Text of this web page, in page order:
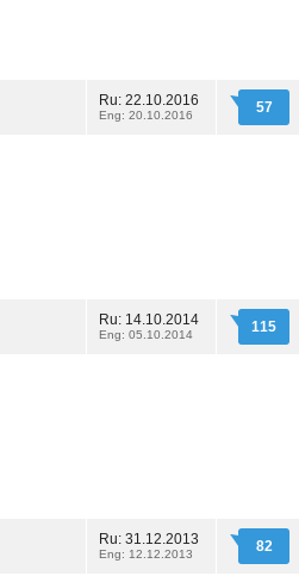
Ru: 22.10.2016
Eng: 20.10.2016 57
Ru: 14.10.2014
Eng: 05.10.2014 115
Ru: 31.12.2013
Eng: 12.12.2013 82